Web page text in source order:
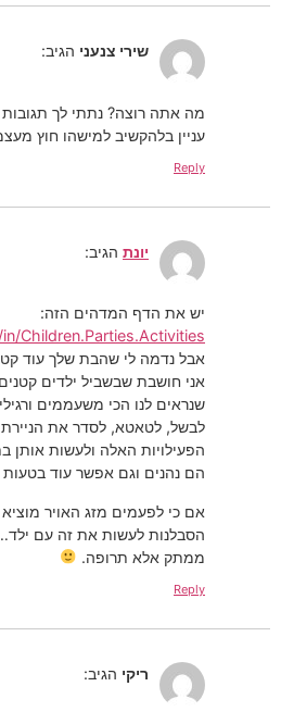
שירי צנעני הגיב:
מה אתה רוצה? נתתי לך תגובות
עניין בלהקשיב למישהו חוץ
Reply
יונת הגיב:
יש את הדף המדהים הזה:
Children.Parties.Activities/
אבל נדמה לי שהבת שלך עוד
אני חושבת שבשביל ילדים
שנראים לנו הכי משעממים
לבשל, לטאטא, לסדר את הניירת.
הפעילויות האלה ולעשות אותן
הם נהנים וגם אפשר עוד
אם כי לפעמים מזג האויר
הסבלנות לעשות את זה עם ילד…
ממתק אלא תרופה.
Reply
ריקי הגיב: